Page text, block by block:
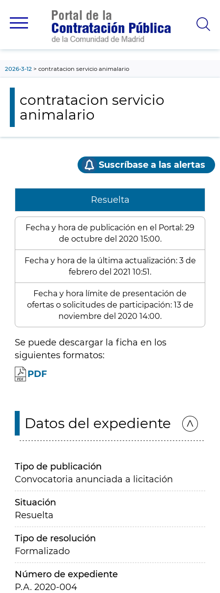
principal
2026-3-12 contratacion servicio animalario
contratacion servicio
animalario
Suscríbase a las alertas
Resuelta
Fecha y hora de publicación en el Portal: 29
de octubre del 2020 15:00.
Fecha y hora de la última actualización: 3 de
febrero del 2021 10:51.
Fecha y hora límite de presentación de
ofertas o solicitudes de participación: 13 de
noviembre del 2020 14:00.
Se puede descargar la ficha en los
siguientes formatos:
PDF
Datos del expediente
Tipo de publicación
Convocatoria anunciada a licitación
Situación
Resuelta
Tipo de resolución
Formalizado
Número de expediente
P.A. 2020-004